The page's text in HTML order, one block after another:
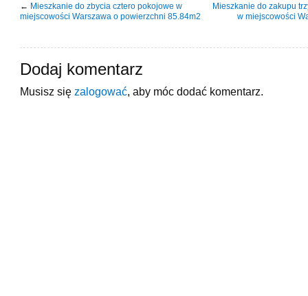
← Mieszkanie do zbycia cztero pokojowe w
miejscowości Warszawa o powierzchni 85.84m2
Mieszkanie do zakupu
w miejscowości
Dodaj komentarz
Musisz się zalogować , aby móc dodać komentarz.